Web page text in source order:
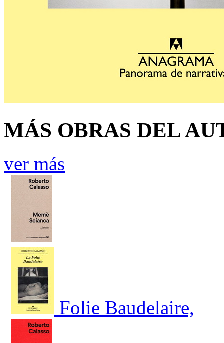
MÁS OBRAS DEL
ver más
Folie Baudelaire,